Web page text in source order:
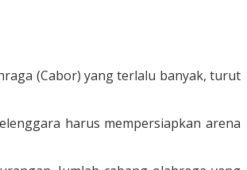
(Cabor) yang terlalu banyak, turut
harus mempersiapkan arena